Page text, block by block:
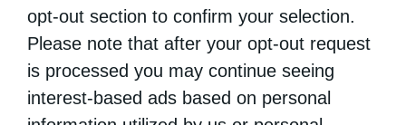
opt-out section to confirm your selection.
Please note that after your opt-out request
is processed you may continue seeing
interest-based ads based on personal
information utilized by us or personal
ΜΑΡΤΥΡΙΕΣ – ΝΕΟΤΕΡΑ ΘΑΥΜΑΤΑ
1). Ο κ. Ανδρέας Ιακώβου, κάτοικος Νέας
Ερυθραίας, μίλησε στην «Κ.τ.Ο.»: Δεν τον